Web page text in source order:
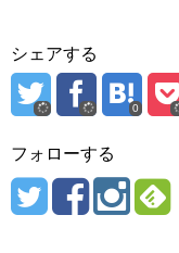
シェアする
0
フォローする